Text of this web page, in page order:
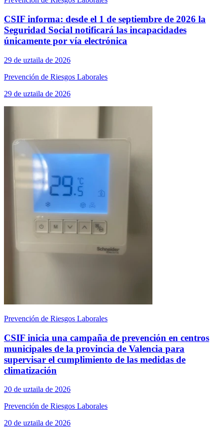
CSIF informa: desde el 1 de septiembre de 2026 la
Seguridad Social notificará las incapacidades
únicamente por vía electrónica
29 de uztaila de 2026
Prevención de Riesgos Laborales
29 de uztaila de 2026
Prevención de Riesgos Laborales
CSIF inicia una campaña de prevención en centros
municipales de la provincia de Valencia para
supervisar el cumplimiento de las medidas de
climatización
20 de uztaila de 2026
Prevención de Riesgos Laborales
20 de uztaila de 2026